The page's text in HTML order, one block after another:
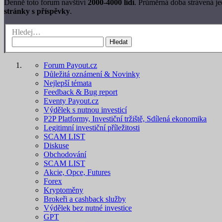
Denně toto forum navštíví 2000-4000 lidí. Průměrná doba strávená
stránky s příspěvky.
Hledej…
Hledat
Forum Payout.cz
Důležitá oznámení & Novinky
Nejlepší témata
Feedback & Bug report
Eventy Payout.cz
Výdělek s nutnou investicí
P2P Platformy, Investiční tržiště, Sdílená ekonomika
Legitimní investiční příležitosti
SCAM LIST
Diskuse
Obchodování
SCAM LIST
Akcie, Opce, Futures
Forex
Kryptoměny
Brokeři a cashback služby
Výdělek bez nutné investice
GPT